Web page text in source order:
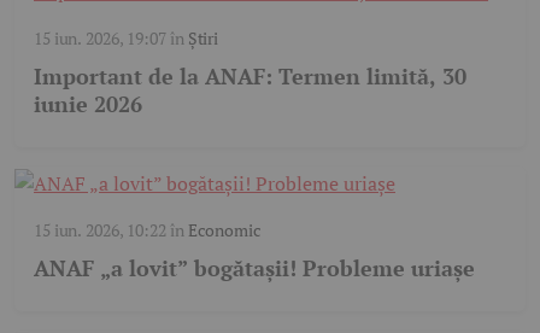
15 iun. 2026, 19:07în Știri
Important de la ANAF: Termen limită, 30
iunie 2026
15 iun. 2026, 10:22 în Economic
ANAF „a lovit” bogătașii! Probleme uriașe